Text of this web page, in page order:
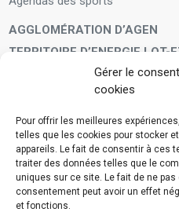
Gérer le
cookies
Pour offrir les meilleures
telles que les cookies pour stocker
appareils. Le fait de consentir à ces
traiter des données telles que le
uniques sur ce site. Le fait de ne
consentement peut avoir un effet
et fonctions.
AGGLOMÉRATION D’AGEN
TERRITOIRE D’ENERGIE LOT-
Enfants et adolescents
VIVRE À VOS CÔTÉS
Service municipal d’aide
Aide à la personne en difficulté
Télé-alerte